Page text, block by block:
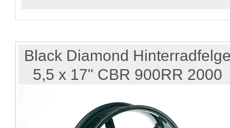
Black Diamond
5,5 x 17" CBR 900RR 2000